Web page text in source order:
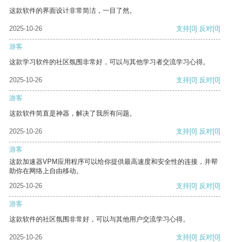
这款软件的界面设计非常简洁，一目了然。
2025-10-26 支持[0] 反对[0]
游客
这款学习软件的社区氛围非常好，可以与其他学习者交流学习心得。
2025-10-26 支持[0] 反对[0]
游客
这款软件简直是神器，解决了我所有问题。
2025-10-26 支持[0] 反对[0]
游客
这款加速器VPM应用程序可以给你提供最高速度和安全性的连接，并帮
助你在网络上自由移动。
2025-10-26
支持[0] 反对[0]
游客
这款软件的社区氛围非常好，可以与其他用户交流学习心得。
2025-10-26 支持[0] 反对[0]